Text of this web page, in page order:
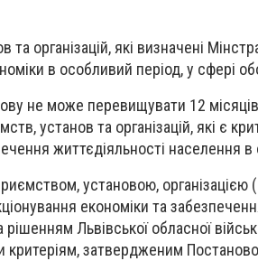
та організацій, які визначені
в особливий період, у сфері
не може перевищувати 12
установ та організацій, які є
життєдіяльності населення
установою, організацією
економіки та
Львівської обласної
критеріям, затвердженим